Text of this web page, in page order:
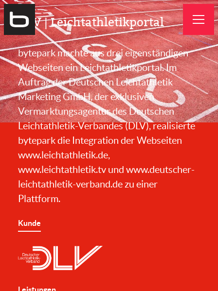
Bytepark
GmbH
DLV | Leichtathletikportal
bytepark machte aus drei eigenständigen
Webseiten ein Leichtathletikportal. Im
Auftrag der Deutschen Leichtathletik
Marketing GmbH, der exklusiven
Vermarktungsagentur des Deutschen
Leichtathletik-Verbandes (DLV), realisierte
bytepark die Integration der Webseiten
www.leichtathletik.de,
www.leichtathletik.tv und www.deutscher-
leichtathletik-verband.de zu einer
Plattform.
Kunde